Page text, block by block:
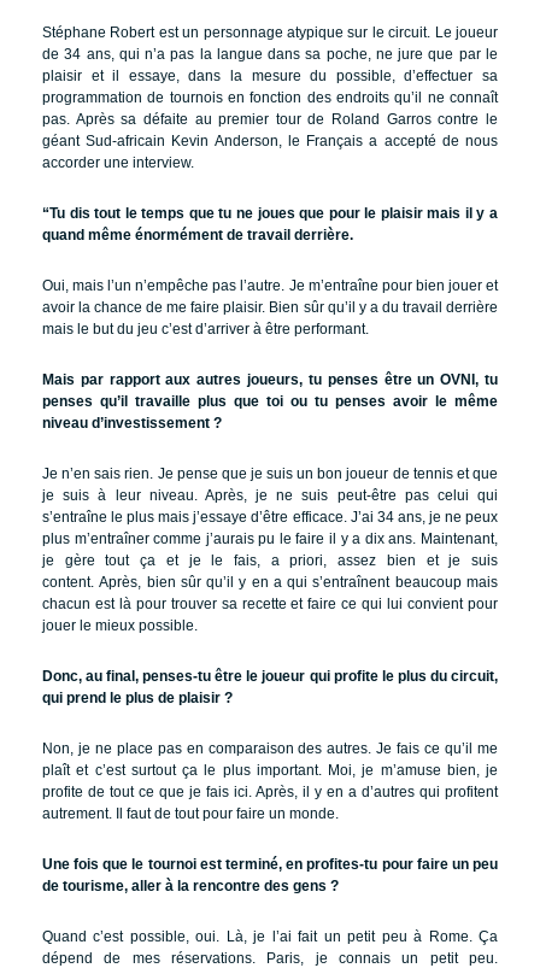
Stéphane Robert est un personnage atypique sur le circuit. Le joueur
de 34 ans, qui n’a pas la langue dans sa poche, ne jure que par le
plaisir et il essaye, dans la mesure du possible, d’effectuer sa
programmation de tournois en fonction des endroits qu’il ne connaît
pas. Après sa défaite au premier tour de Roland Garros contre le
géant Sud-africain Kevin Anderson, le Français a accepté de nous
accorder une interview.
“Tu dis tout le temps que tu ne joues que pour le plaisir mais il y a
quand même énormément de travail derrière.
Oui, mais l’un n’empêche pas l’autre. Je m’entraîne pour bien jouer et
avoir la chance de me faire plaisir. Bien sûr qu’il y a du travail derrière
mais le but du jeu c’est d’arriver à être performant.
Mais par rapport aux autres joueurs, tu penses être un OVNI, tu
penses qu’il travaille plus que toi ou tu penses avoir le même
niveau d’investissement ?
Je n’en sais rien. Je pense que je suis un bon joueur de tennis et que
je suis à leur niveau. Après, je ne suis peut-être pas celui qui
s’entraîne le plus mais j’essaye d’être efficace. J’ai 34 ans, je ne peux
plus m’entraîner comme j’aurais pu le faire il y a dix ans. Maintenant,
je gère tout ça et je le fais, a priori, assez bien et je suis
content. Après, bien sûr qu’il y en a qui s’entraînent beaucoup mais
chacun est là pour trouver sa recette et faire ce qui lui convient pour
jouer le mieux possible.
Donc, au final, penses-tu être le joueur qui profite le plus du circuit,
qui prend le plus de plaisir ?
Non, je ne place pas en comparaison des autres. Je fais ce qu’il me
plaît et c’est surtout ça le plus important. Moi, je m’amuse bien, je
profite de tout ce que je fais ici. Après, il y en a d’autres qui profitent
autrement. Il faut de tout pour faire un monde.
Une fois que le tournoi est terminé, en profites-tu pour faire un peu
de tourisme, aller à la rencontre des gens ?
Quand c’est possible, oui. Là, je l’ai fait un petit peu à Rome. Ça
dépend de mes réservations. Paris, je connais un petit peu.